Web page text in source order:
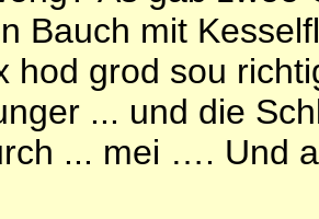
Bauch mit
hod grod sou
... und die
... mei …. Und